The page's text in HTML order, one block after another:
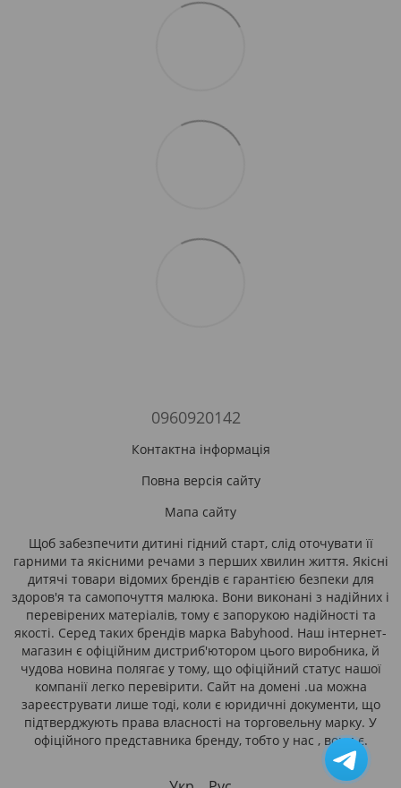
0960920142
Контактна інформація
Повна версія сайту
Мапа сайту
Щоб забезпечити дитині гідний старт, слід оточувати її
гарними та якісними речами з перших хвилин життя. Якісні
дитячі товари відомих брендів є гарантією безпеки для
здоров'я та самопочуття малюка. Вони виконані з надійних і
перевірених матеріалів, тому є запорукою надійності та
якості. Серед таких брендів марка Babyhood. Наш інтернет-
магазин є офіційним дистриб'ютором цього виробника, й
чудова новина полягає у тому, що офіційний статус нашої
компанії легко перевірити. Сайт на домені .ua можна
зареєструвати лише тоді, коли є юридичні документи, що
підтверджують права власності на торговельну марку. У
офіційного представника бренду, тобто у нас , вони є.